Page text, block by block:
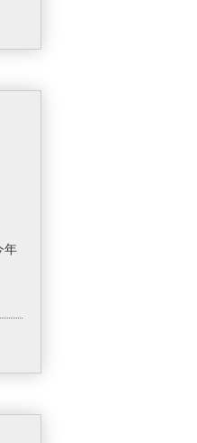
年